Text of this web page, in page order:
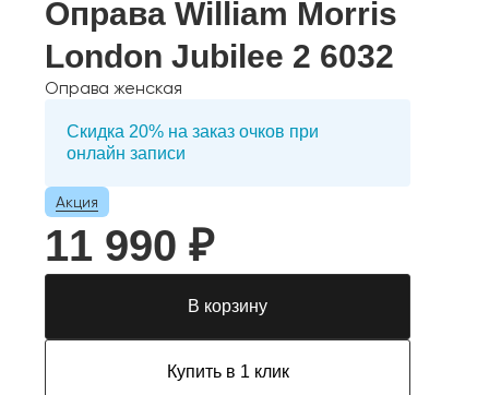
Оправа William Morris
London Jubilee 2 6032
Оправа женская
Скидка 20% на заказ очков при
онлайн записи
Акция
11 990 ₽
В корзину
Купить в 1 клик